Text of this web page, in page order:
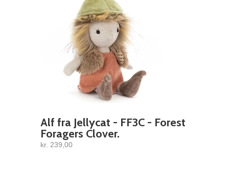
Alf fra Jellycat - FF3C - Forest
Foragers Clover.
kr. 239,00